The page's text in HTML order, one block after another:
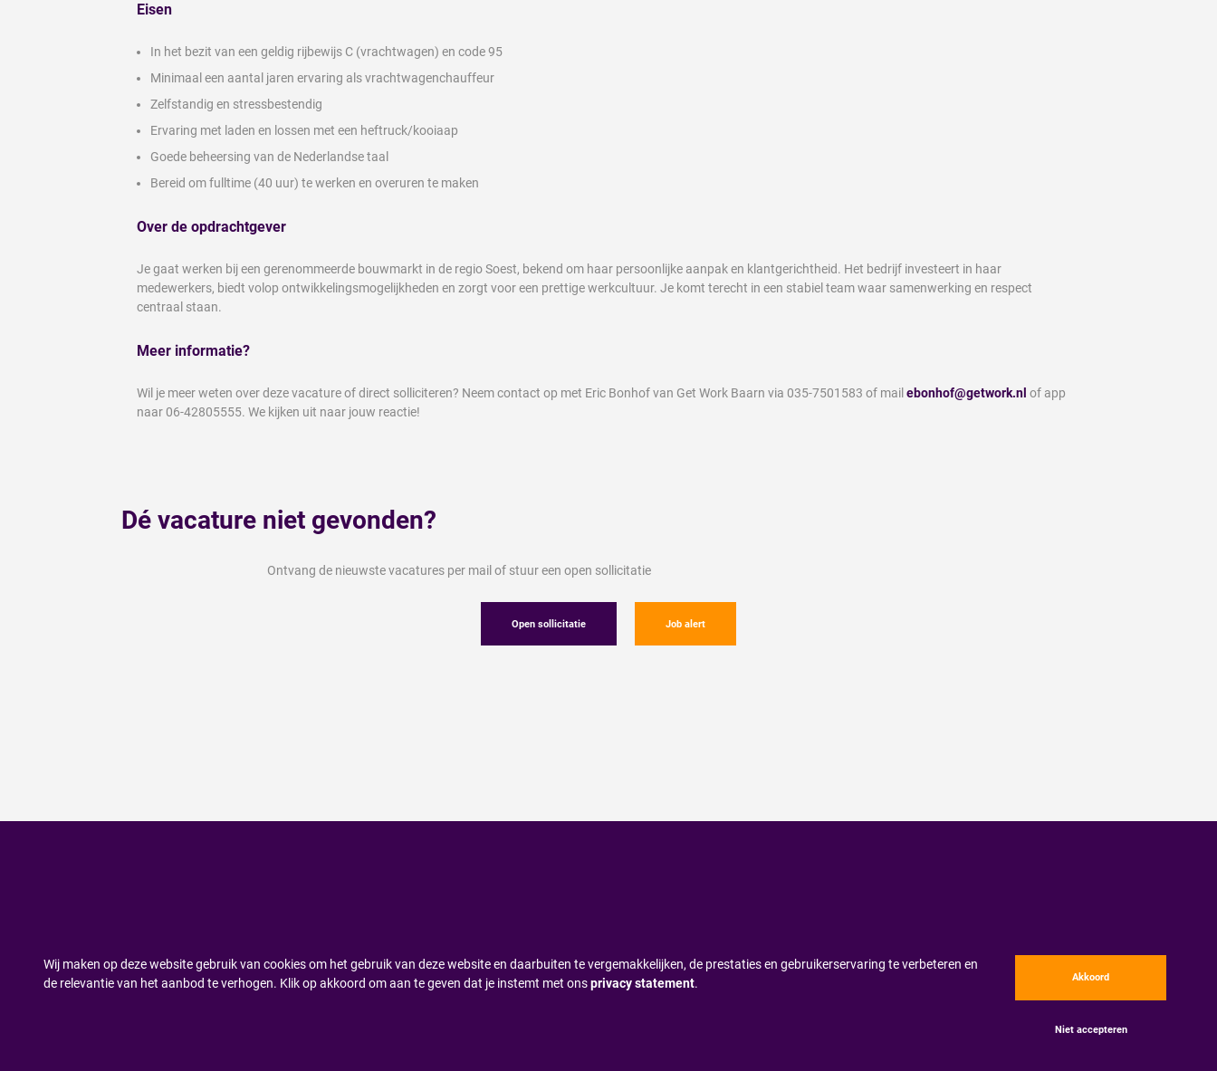
Eisen
In het bezit van een geldig rijbewijs C (vrachtwagen) en code 95
Minimaal een aantal jaren ervaring als vrachtwagenchauffeur
Zelfstandig en stressbestendig
Ervaring met laden en lossen met een heftruck/kooiaap
Goede beheersing van de Nederlandse taal
Bereid om fulltime (40 uur) te werken en overuren te maken
Over de opdrachtgever
Je gaat werken bij een gerenommeerde bouwmarkt in de regio Soest, bekend om haar persoonlijke aanpak en klantgerichtheid. Het bedrijf investeert in haar
medewerkers, biedt volop ontwikkelingsmogelijkheden en zorgt voor een prettige werkcultuur. Je komt terecht in een stabiel team waar samenwerking en respect
centraal staan.
Meer informatie?
Wil je meer weten over deze vacature of direct solliciteren? Neem contact op met Eric Bonhof van Get Work Baarn via 035-7501583 of mailebonhof@getwork.nl of app
naar 06-42805555. We kijken uit naar jouw reactie!
Dé vacature niet gevonden?
Ontvang de nieuwste vacatures per mail of stuur een open sollicitatie
Open sollicitatie Job alert
Wij maken op deze website gebruik van cookies om het gebruik van deze website en daarbuiten te vergemakkelijken, de prestaties en gebruikerservaring te verbeteren en
de relevantie van het aanbod te verhogen. Klik op akkoord om aan te geven dat je instemt met onsprivacy statement. Akkoord
Niet accepteren